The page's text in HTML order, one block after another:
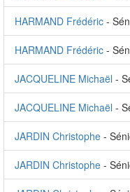
HARMAND Frédéric -
HARMAND Frédéric -
JACQUELINE Michaël -
JACQUELINE Michaël -
JARDIN Christophe -
JARDIN Christophe -